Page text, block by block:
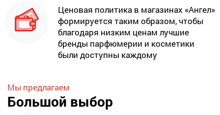
Ценовая политика в магазинах «Ангел»
формируется таким образом, чтобы
благодаря низким ценам лучшие
бренды парфюмерии и косметики
были доступны каждому
Мы предлагаем
Большой выбор